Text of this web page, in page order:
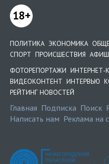
18+
ПОЛИТИКА ЭКОНОМИКА
СПОРТ ПРОИСШЕСТВИЯ
ФОТОРЕПОРТАЖИ ИНТЕРНЕТ-
ВИДЕОКОНТЕНТ ИНТЕРВЬЮ
РЕЙТИНГ НОВОСТЕЙ
Главная Подписка Поиск
Написать нам Реклама на